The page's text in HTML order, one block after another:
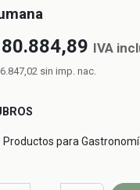
80.884,89 IVA
sin imp. nac.
Productos para